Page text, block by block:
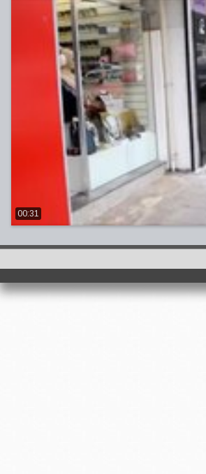
00:31